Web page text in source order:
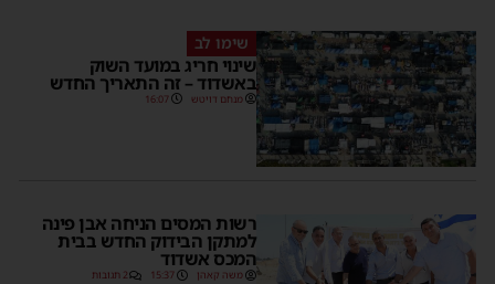
שימו לב
שינוי חריג במועד השוק
באשדוד – זה התאריך החדש
מנחם דויטש 16:07
רשות המסים הניחה אבן פינה
למתקן הבידוק החדש בבית
המכס אשדוד
משה קאהן 15:37 2 תגובות